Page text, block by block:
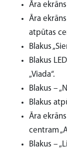
Āra
Āra
atpūtas
Blakus
Blakus
„Viada“.
Blakus –
Blakus
Āra
centram
Blakus –